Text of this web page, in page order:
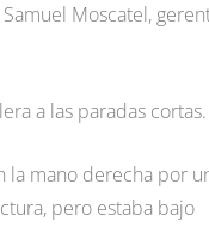
Moscatel,
a las paradas cortas.
la mano derecha por
pero estaba bajo